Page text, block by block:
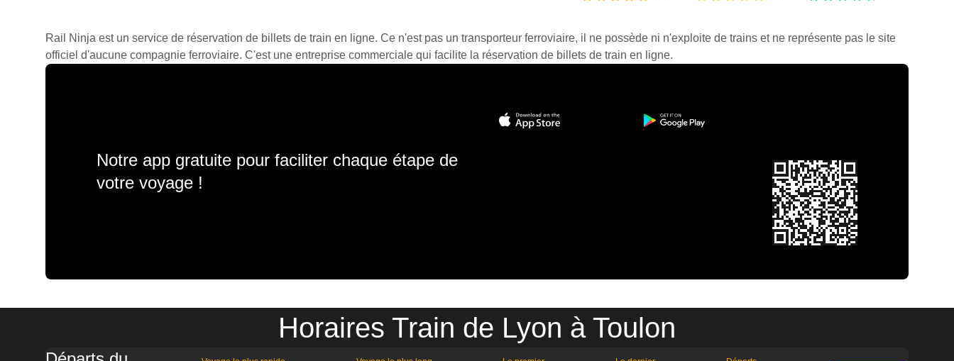
Rail Ninja est un service de réservation de billets de train en ligne. Ce n'est pas un transporteur ferroviaire, il ne possède ni n'exploite de trains et ne représente pas le site
officiel d'aucune compagnie ferroviaire. C'est une entreprise commerciale qui facilite la réservation de billets de train en ligne.
Notre app gratuite pour faciliter chaque étape de
votre voyage !
Horaires Train de Lyon à Toulon